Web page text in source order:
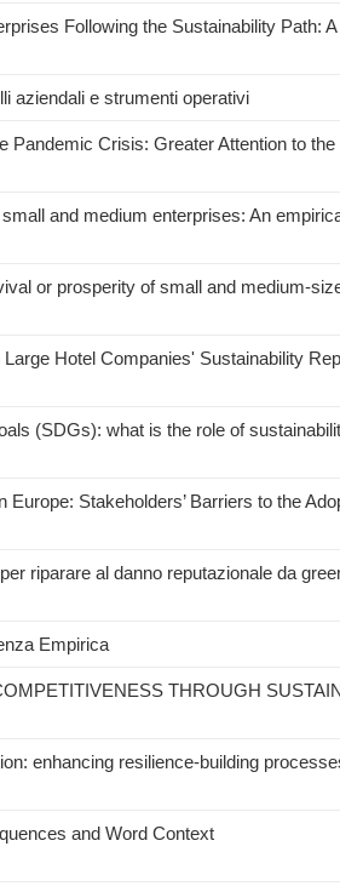
Following the Sustainability Path:
aziendali e strumenti operativi
Pandemic Crisis: Greater Attention to
and medium enterprises: An
or prosperity of small and medium-
Hotel Companies' Sustainability
(SDGs): what is the role of
Stakeholders’ Barriers to the
riparare al danno reputazionale da
Empirica
THROUGH
enhancing resilience-building
and Word Context